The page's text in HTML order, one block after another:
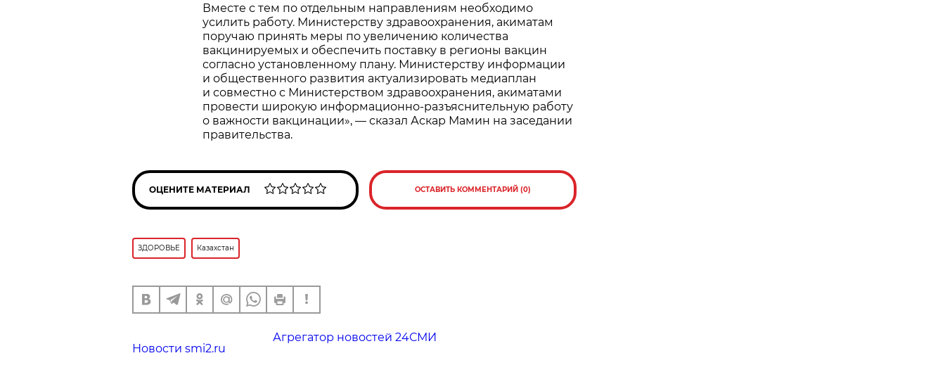
Вместе с тем по отдельным направлениям необходимо
усилить работу. Министерству здравоохранения, акиматам
поручаю принять меры по увеличению количества
вакцинируемых и обеспечить поставку в регионы вакцин
согласно установленному плану. Министерству информации
и общественного развития актуализировать медиаплан
и совместно с Министерством здравоохранения, акиматами
провести широкую информационно-разъяснительную работу
о важности вакцинации», — сказал Аскар Мамин на заседании
правительства.
ОЦЕНИТЕ МАТЕРИАЛ ОСТАВИТЬ КОММЕНТАРИЙ (0)
ЗДОРОВЬЕ Казахстан
Агрегатор новостей 24СМИ
Новости smi2.ru